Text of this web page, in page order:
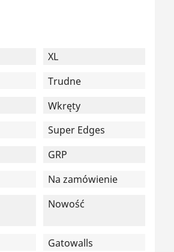
XL
Trudne
Wkręty
Super Edges
GRP
Na zamówienie
Nowość
Gatowalls